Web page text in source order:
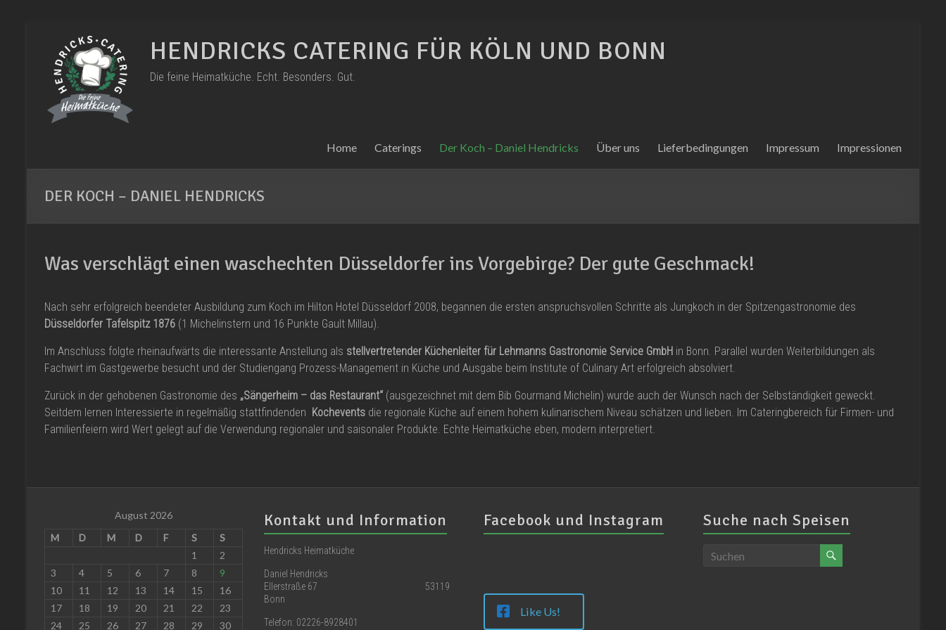
springen
HENDRICKS CATERING FÜR KÖLN UND BONN
Die feine Heimatküche. Echt. Besonders. Gut.
Home Caterings Der Koch – Daniel Hendricks Über uns Lieferbedingungen Impressum Impressionen
DER KOCH – DANIEL HENDRICKS
Was verschlägt einen waschechten Düsseldorfer ins Vorgebirge? Der gute Geschmack!
Nach sehr erfolgreich beendeter Ausbildung zum Koch im Hilton Hotel Düsseldorf 2008, begannen die ersten anspruchsvollen Schritte als Jungkoch in der Spitzengastronomie des
Düsseldorfer Tafelspitz 1876 (1 Michelinstern und 16 Punkte Gault Millau).
Im Anschluss folgte rheinaufwärts die interessante Anstellung als stellvertretender Küchenleiter für Lehmanns Gastronomie Service GmbH in Bonn. Parallel wurden Weiterbildungen als
Fachwirt im Gastgewerbe besucht und der Studiengang Prozess-Management in Küche und Ausgabe beim Institute of Culinary Art erfolgreich absolviert.
Zurück in der gehobenen Gastronomie des „Sängerheim – das Restaurant“ (ausgezeichnet mit dem Bib Gourmand Michelin) wurde auch der Wunsch nach der Selbständigkeit geweckt.
Seitdem lernen Interessierte in regelmäßig stattfindenden Kochevents die regionale Küche auf einem hohem kulinarischem Niveau schätzen und lieben. Im Cateringbereich für Firmen- und
Familienfeiern wird Wert gelegt auf die Verwendung regionaler und saisonaler Produkte. Echte Heimatküche eben, modern interpretiert.
August 2026
M
D M D F S
S
1
2
3
4 5 6 7 8
9
10
11 12 13 14 15
16
17
18 19 20 21 22
23
24
25 26 27 28 29 30
Kontakt und Information
Hendricks Heimatküche
Daniel Hendricks
Ellerstraße 67 53119
Bonn
Telefon: 02226-8928401
Facebook und Instagram
Like Us!
Suche nach Speisen